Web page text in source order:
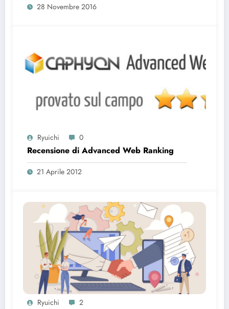
28 Novembre 2016
Ryuichi 0
Recensione di Advanced Web Ranking
21 Aprile 2012
Ryuichi 2